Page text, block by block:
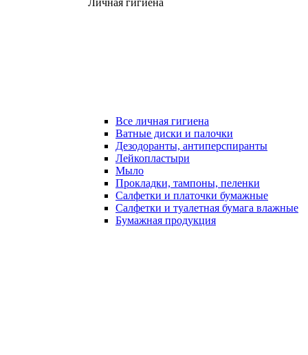
Личная гигиена
Все личная гигиена
Ватные диски и палочки
Дезодоранты, антиперспиранты
Лейкопластыри
Мыло
Прокладки, тампоны, пеленки
Салфетки и платочки бумажные
Салфетки и туалетная бумага влажные
Бумажная продукция